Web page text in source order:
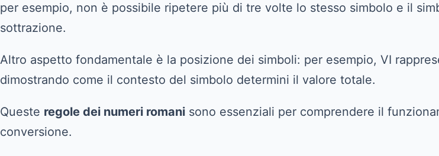
per esempio, non è possibile ripetere più di tre volte lo stesso simbolo e il
sottrazione.
Altro aspetto fondamentale è la posizione dei simboli: per esempio, VI
dimostrando come il contesto del simbolo determini il valore totale.
Queste regole dei numeri romani sono essenziali per comprendere il
conversione.